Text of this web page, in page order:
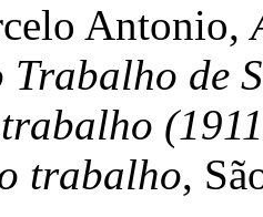
Antonio,
de
trabalho,